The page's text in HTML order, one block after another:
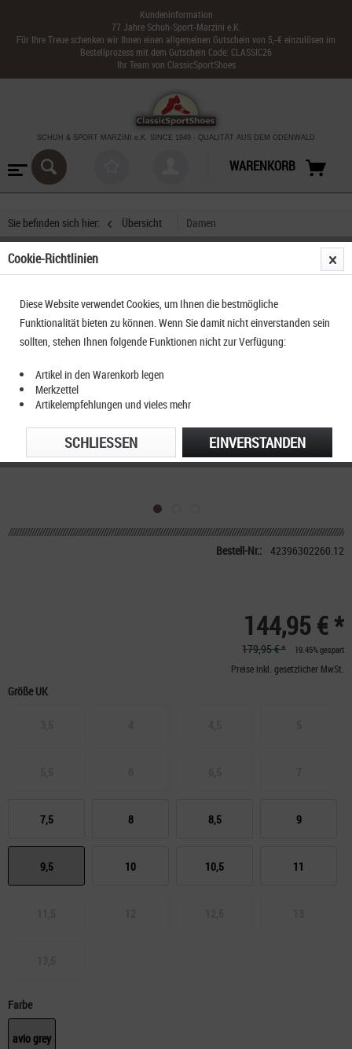
Kundeninformation
77 Jahre Schuh-Sport-Marzini e.K.
Für Ihre Treue schenken wir Ihnen einen allgemeinen Gutschein von 5,-€ einzulösen im
Bestellprozess mit dem Gutschein Code: CLASSIC26
Ihr Team von ClassicSportShoes
SCHUH & SPORT MARZINI e.K. SINCE 1949 - QUALITÄT AUS DEM ODENWALD
WARENKORB
Sie befinden sich hier: Übersicht Damen
Bestell-Nr.: 42396302260.12
144,95 € *
179,95 € * 19.45% gespart
Preise inkl. gesetzlicher MwSt.
Größe UK
7,5 8 8,5 9
9,5 10 10,5 11
Farbe
avio grey
Cookie-Richtlinien
Diese Website verwendet Cookies, um Ihnen die bestmögliche
Funktionalität bieten zu können. Wenn Sie damit nicht einverstanden sein
sollten, stehen Ihnen folgende Funktionen nicht zur Verfügung:
Artikel in den Warenkorb legen
Merkzettel
Artikelempfehlungen und vieles mehr
EINVERSTANDEN
SCHLIESSEN